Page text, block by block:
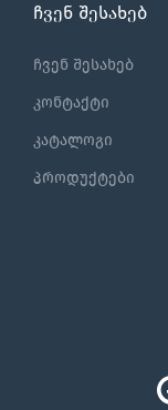
ჩვენ შესახებ
ჩვენ შესახებ
კონტაქტი
კატალოგი
პროდუქტები